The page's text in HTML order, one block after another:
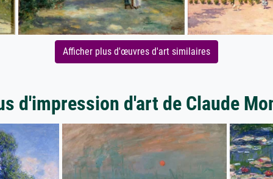
Afficher plus d'œuvres d'art similaires
d'impression d'art de Claude